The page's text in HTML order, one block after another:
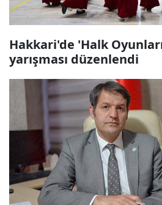
Hakkari'de 'Halk
yarışması düzenlendi